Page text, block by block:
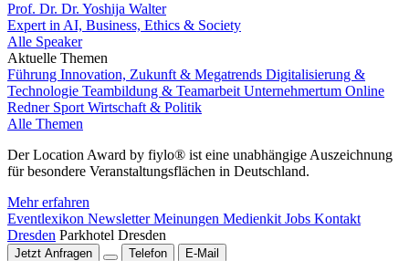
Prof. Dr. Dr. Yoshija Walter
Expert in AI, Business, Ethics & Society
Alle Speaker
Aktuelle Themen
Führung Innovation, Zukunft & Megatrends Digitalisierung &
Technologie Teambildung & Teamarbeit Unternehmertum Online
Redner Sport Wirtschaft & Politik
Alle Themen
Der Location Award by fiylo® ist eine unabhängige Auszeichnung
für besondere Veranstaltungsflächen in Deutschland.
Mehr erfahren
Eventlexikon NewsletterMeinungen Medienkit Jobs Kontakt
Dresden Parkhotel Dresden
Jetzt Anfragen Telefon E-Mail